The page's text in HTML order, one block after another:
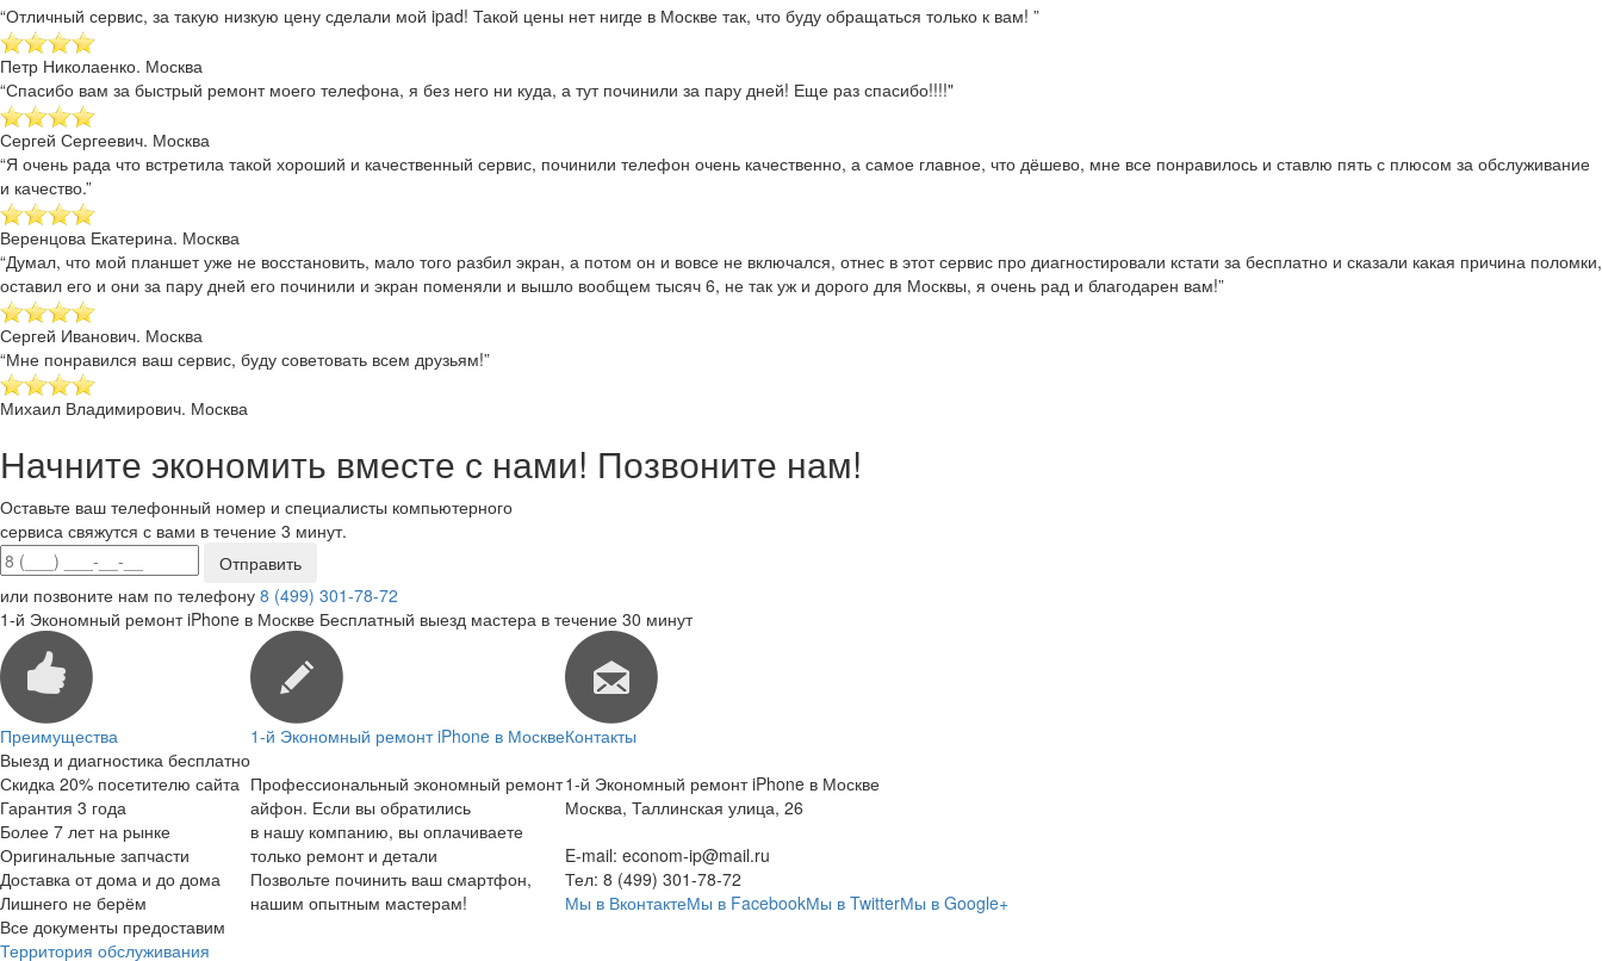
“Отличный сервис, за такую низкую цену сделали мой ipad! Такой цены нет нигде в Москве так, что буду обращаться только к вам! ”
Петр Николаенко. Москва
“Спасибо вам за быстрый ремонт моего телефона, я без него ни куда, а тут починили за пару дней! Еще раз спасибо!!!!"
Сергей Сергеевич. Москва
“Я очень рада что встретила такой хороший и качественный сервис, починили телефон очень качественно, а самое главное, что дёшево, мне все понравилось и ставлю пять с плюсом за обслуживание
и качество.”
Веренцова Екатерина. Москва
“Думал, что мой планшет уже не восстановить, мало того разбил экран, а потом он и вовсе не включался, отнес в этот сервис про диагностировали кстати за бесплатно и сказали какая причина поломки,
оставил его и они за пару дней его починили и экран поменяли и вышло вообщем тысяч 6, не так уж и дорого для Москвы, я очень рад и благодарен вам!”
Сергей Иванович. Москва
“Мне понравился ваш сервис, буду советовать всем друзьям!”
Михаил Владимирович. Москва
Начните экономить вместе с нами! Позвоните нам!
Оставьте ваш телефонный номер и специалисты компьютерного
сервиса свяжутся с вами в течение 3 минут.
или позвоните нам по телефону 8 (499) 301-78-72
1-й Экономный ремонт iPhone в Москве Бесплатный выезд мастера в течение 30 минут
Преимущества 1-й Экономный ремонт iPhone в МосквеКонтакты
Выезд и диагностика бесплатно
Скидка 20% посетителю сайта
Гарантия 3 года
Более 7 лет на рынке
Оригинальные запчасти
Доставка от дома и до дома
Лишнего не берём
Все документы предоставим
Профессиональный экономный ремонт
айфон. Если вы обратились
в нашу компанию, вы оплачиваете
только ремонт и детали
Позвольте починить ваш смартфон,
нашим опытным мастерам!
1-й Экономный ремонт iPhone в Москве
Москва, Таллинская улица, 26
E-mail: econom-ip@mail.ru
Тел: 8 (499) 301-78-72
Мы в ВконтактеМы в FacebookМы в TwitterМы в Google+
Территория обслуживания